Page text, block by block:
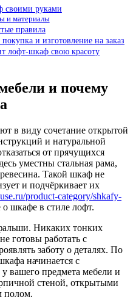
своими руками
и материалы
правила
и изготовление на заказ
лофт-шкаф свою красоту
и почему
в виду сочетание открытой
и натуральной
от прячущихся
уместны стальная рама,
Такой шкаф не
и подчёркивает их
product-category/shkafy-
шкафе в стиле лофт.
Никаких тонких
готовы работать с
заботу о деталях. По
начинается с
вашего предмета мебели и
стеной, открытыми
полом.